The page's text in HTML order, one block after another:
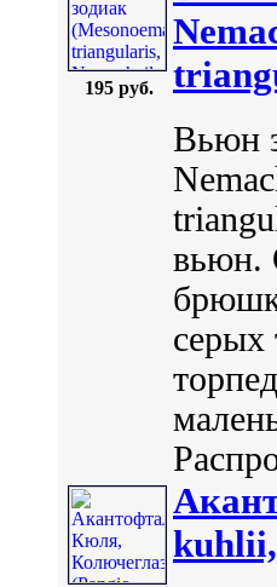
195 руб.
Вьюн
вьюн.
серых